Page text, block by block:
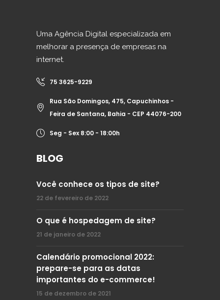
Uma Agência Digital especializada em
melhorar a presença de empresas na
internet.
75 3625-9229
Rua São Domingos, 475, Capuchinhos -
Feira de Santana, Bahia - CEP 44076-200
Seg - Sex 8:00 - 18:00h
BLOG
Você conhece os tipos de site?
22 de fevereiro de 2022
O que é hospedagem de site?
21 de janeiro de 2022
Calendário promocional 2022:
prepare-se para as datas
importantes do e-commerce!
15 de dezembro de 2021